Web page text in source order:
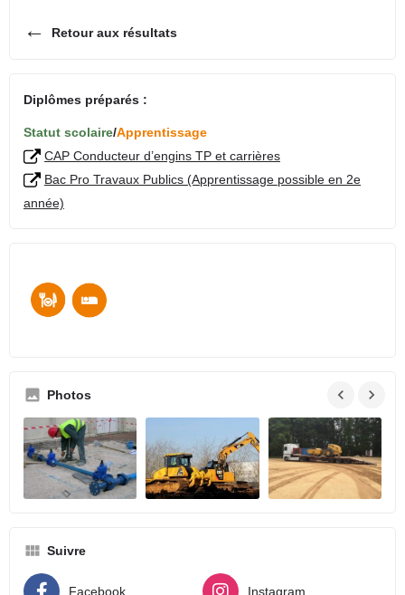
← Retour aux résultats
Diplômes préparés :
Statut scolaire/Apprentissage
CAP Conducteur d’engins TP et carrières
Bac Pro Travaux Publics (Apprentissage possible en 2e
année)
Photos
Suivre
Facebook Instagram